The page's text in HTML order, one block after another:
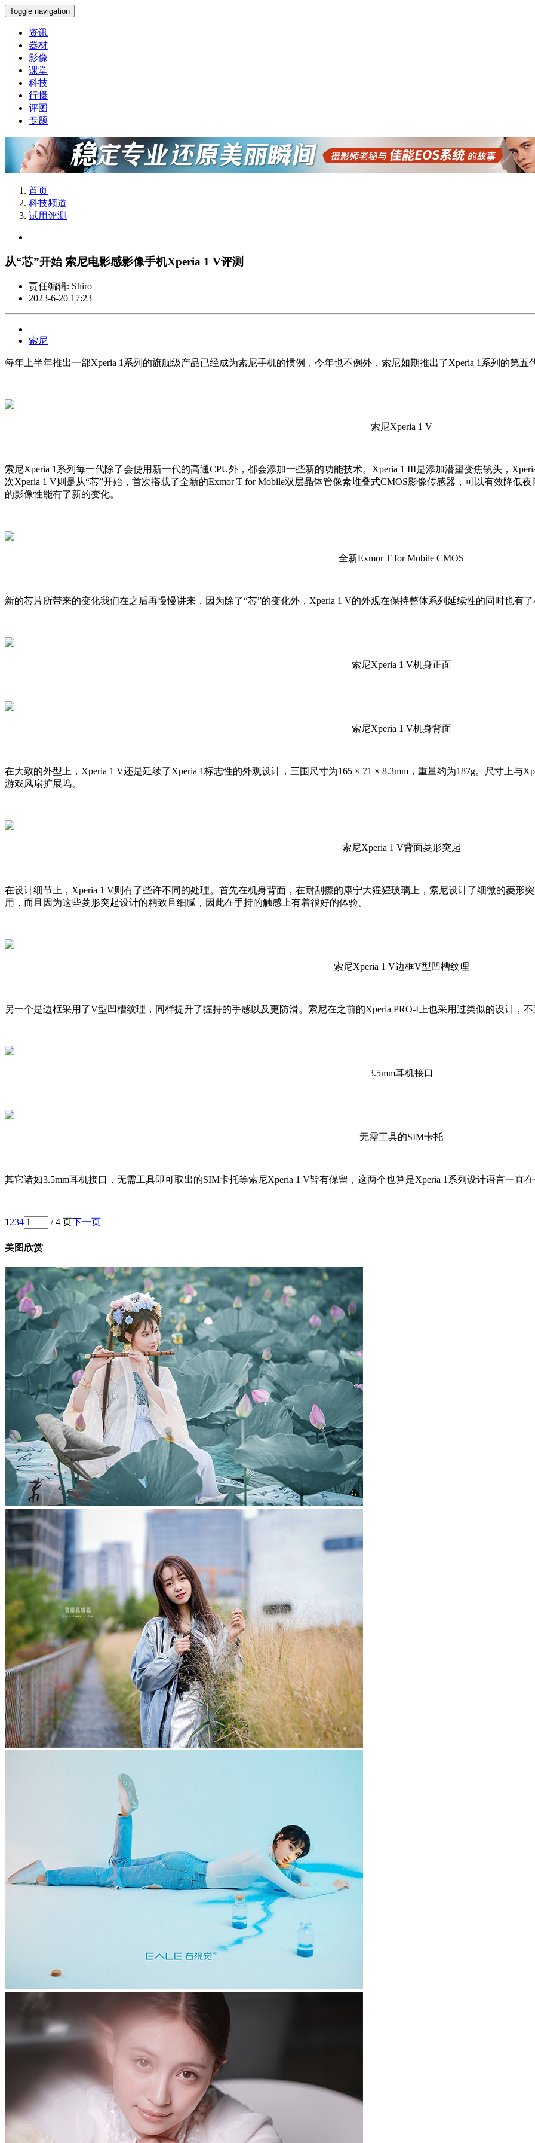
Toggle navigation
资讯
器材
影像
课堂
科技
行摄
评图
专题
首页
科技频道
试用评测
从“芯”开始 索尼电影感影像手机Xperia 1 V评测
责任编辑: Shiro
2023-6-20 17:23
索尼
每年上半年推出一部Xperia 1系列的旗舰级产品已经成为索尼手机的惯例，今年也不例外，索尼如期推出了Xperia 1系列的第五
索尼Xperia 1 V
索尼Xperia 1系列每一代除了会使用新一代的高通CPU外，都会添加一些新的功能技术。Xperia 1 III是添加潜望变焦镜头，
次Xperia 1 V则是从“芯”开始，首次搭载了全新的Exmor T for Mobile双层晶体管像素堆叠式CMOS影像传感器，可以有效降低
的影像性能有了新的变化。
全新Exmor T for Mobile CMOS
新的芯片所带来的变化我们在之后再慢慢讲来，因为除了“芯”的变化外，Xperia 1 V的外观在保持整体系列延续性的同时也有了
索尼Xperia 1 V机身正面
索尼Xperia 1 V机身背面
在大致的外型上，Xperia 1 V还是延续了Xperia 1标志性的外观设计，三围尺寸为165 × 71 × 8.3mm，重量约为187g。尺寸上与
游戏风扇扩展坞。
索尼Xperia 1 V背面菱形突起
在设计细节上，Xperia 1 V则有了些许不同的处理。首先在机身背面，在耐刮擦的康宁大猩猩玻璃上，索尼设计了细微的菱形
用，而且因为这些菱形突起设计的精致且细腻，因此在手持的触感上有着很好的体验。
索尼Xperia 1 V边框V型凹槽纹理
另一个是边框采用了V型凹槽纹理，同样提升了握持的手感以及更防滑。索尼在之前的Xperia PRO-I上也采用过类似的设计，不
3.5mm耳机接口
无需工具的SIM卡托
其它诸如3.5mm耳机接口，无需工具即可取出的SIM卡托等索尼Xperia 1 V皆有保留，这两个也算是Xperia 1系列设计语言一直在
1234 / 4 页下一页
美图欣赏